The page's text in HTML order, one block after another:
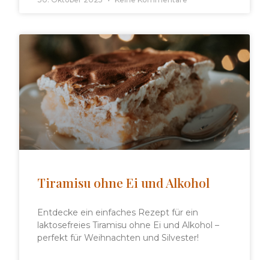
Tiramisu ohne Ei und Alkohol
Entdecke ein einfaches Rezept für ein
laktosefreies Tiramisu ohne Ei und Alkohol –
perfekt für Weihnachten und Silvester!